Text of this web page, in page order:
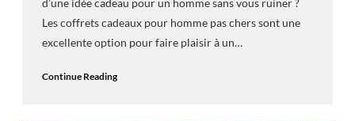
d’une idée cadeau pour un homme sans vous ruiner ?
Les coffrets cadeaux pour homme pas chers sont une
excellente option pour faire plaisir à un…
Continue Reading